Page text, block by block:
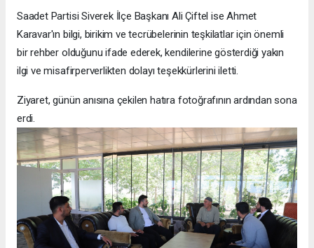
Saadet Partisi Siverek İlçe Başkanı Ali Çiftel ise Ahmet
Karavar'ın bilgi, birikim ve tecrübelerinin teşkilatlar için önemli
bir rehber olduğunu ifade ederek, kendilerine gösterdiği yakın
ilgi ve misafirperverlikten dolayı teşekkürlerini iletti.
Ziyaret, günün anısına çekilen hatıra fotoğrafının ardından sona
erdi.